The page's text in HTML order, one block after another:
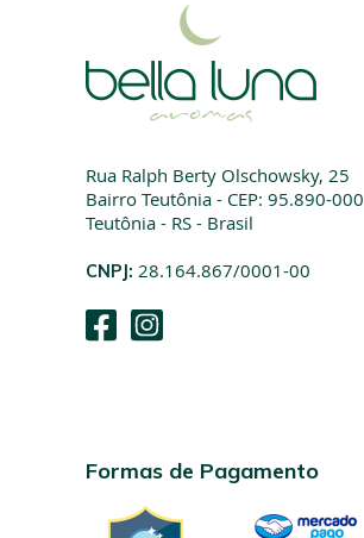
Rua Ralph Berty Olschowsky, 25
Bairro Teutônia - CEP: 95.890-000
Teutônia - RS - Brasil
CNPJ: 28.164.867/0001-00
Formas de Pagamento